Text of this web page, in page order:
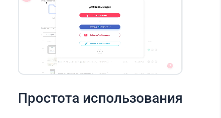
Простота использования